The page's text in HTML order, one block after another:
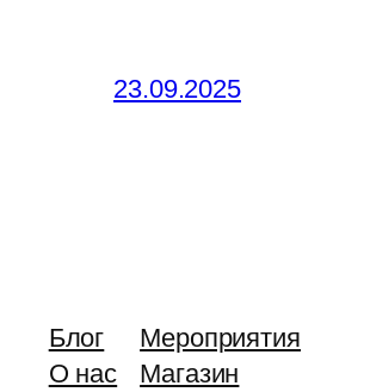
23.09.2025
Блог
О нас
Мероприятия
Магазин